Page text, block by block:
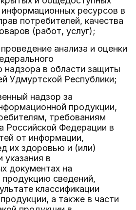
информационных ресурсов в
потребителей, качества
(работ, услуг);
анализа и оценки
надзора в области защиты
Удмуртской Республики;
надзор за
продукции,
требованиям
Российской Федерации в
от информации,
их здоровью и (или)
указания в
документах на
сведений,
классификации
а также в части